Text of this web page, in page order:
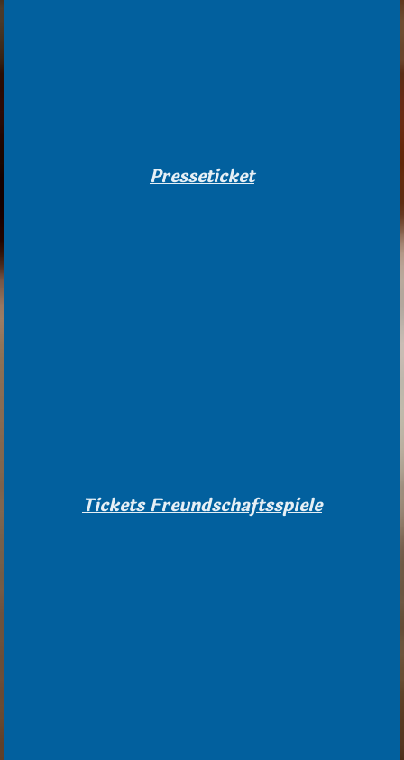
Presseticket
Tickets Freundschaftsspiele